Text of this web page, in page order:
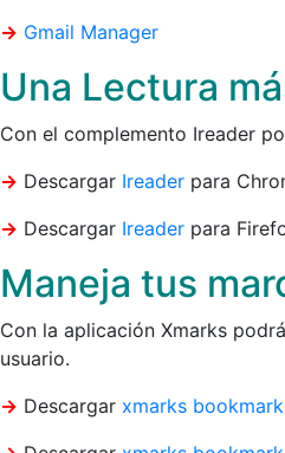
-> Gmail Manager
Una Lectura
Con el complemento Ireader
-> Descargar Ireader para
-> Descargar Ireader para
Maneja tus
Con la aplicación Xmarks
usuario.
-> Descargar xmarks bookmark